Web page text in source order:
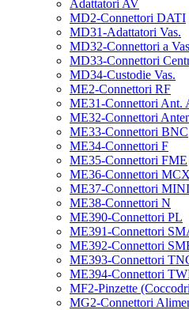
Adattatori AV
MD2-Connettori DATI
MD31-Adattatori Vas.
MD32-Connettori a
MD33-Connettori
MD34-Custodie Vas.
ME2-Connettori RF
ME31-Connettori Ant.
ME32-Connettori
ME33-Connettori BNC
ME34-Connettori F
ME35-Connettori FME
ME36-Connettori MCX
ME37-Connettori
ME38-Connettori N
ME390-Connettori PL
ME391-Connettori
ME392-Connettori
ME393-Connettori
ME394-Connettori
MF2-Pinzette
MG2-Connettori